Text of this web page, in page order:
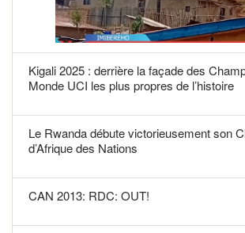
Kigali 2025 : derrière la façade des
Monde UCI les plus propres de l’histoire
Le Rwanda débute victorieusement son
d’Afrique des Nations
CAN 2013: RDC: OUT!